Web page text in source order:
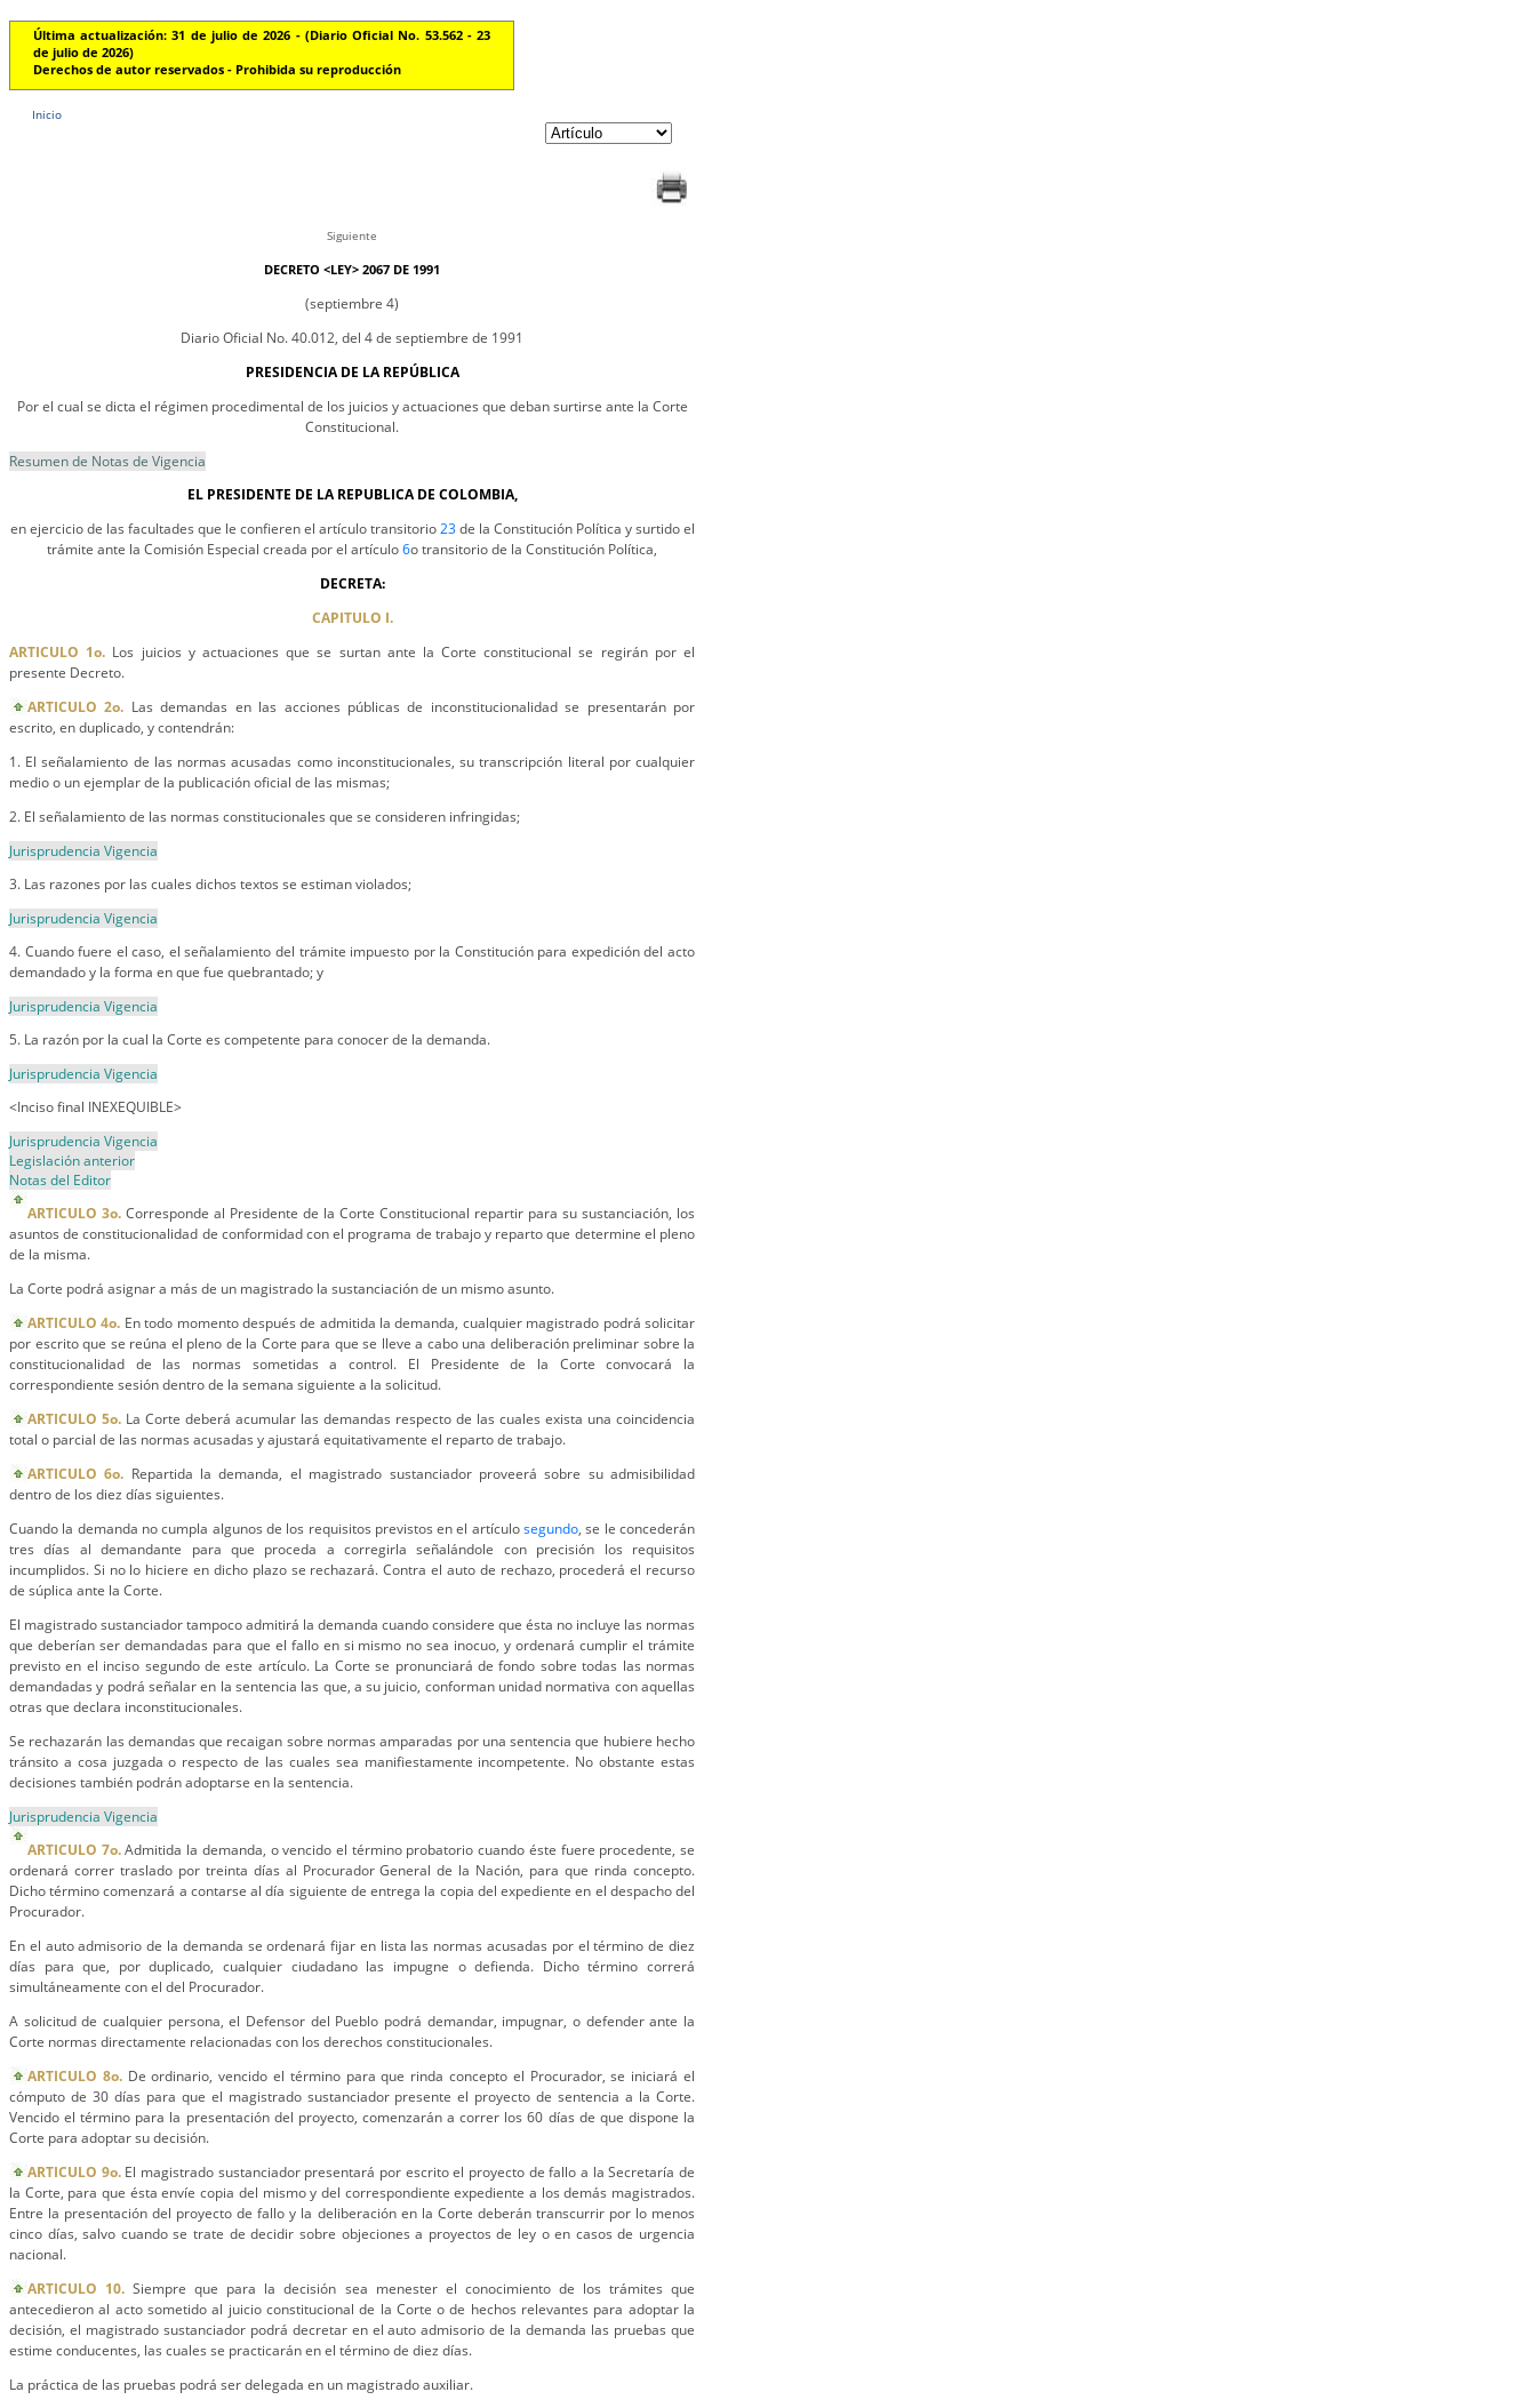
Última actualización: 31 de julio de 2026 - (Diario Oficial No. 53.562 - 23
de julio de 2026)
Derechos de autor reservados - Prohibida su reproducción
Inicio
Siguiente
DECRETO <LEY> 2067 DE 1991
(septiembre 4)
Diario Oficial No. 40.012, del 4 de septiembre de 1991
PRESIDENCIA DE LA REPÚBLICA
Por el cual se dicta el régimen procedimental de los juicios y actuaciones que deban surtirse ante la Corte
Constitucional.
Resumen de Notas de Vigencia
EL PRESIDENTE DE LA REPUBLICA DE COLOMBIA,
en ejercicio de las facultades que le confieren el artículo transitorio23de la Constitución Política y surtido el
trámite ante la Comisión Especial creada por el artículo6o transitorio de la Constitución Política,
DECRETA:
CAPITULO I.
ARTICULO 1o. Los juicios y actuaciones que se surtan ante la Corte constitucional se regirán por el
presente Decreto.
ARTICULO 2o. Las demandas en las acciones públicas de inconstitucionalidad se presentarán por
escrito, en duplicado, y contendrán:
1. El señalamiento de las normas acusadas como inconstitucionales, su transcripción literal por cualquier
medio o un ejemplar de la publicación oficial de las mismas;
2. El señalamiento de las normas constitucionales que se consideren infringidas;
Jurisprudencia Vigencia
3. Las razones por las cuales dichos textos se estiman violados;
Jurisprudencia Vigencia
4. Cuando fuere el caso, el señalamiento del trámite impuesto por la Constitución para expedición del acto
demandado y la forma en que fue quebrantado; y
Jurisprudencia Vigencia
5. La razón por la cual la Corte es competente para conocer de la demanda.
Jurisprudencia Vigencia
<Inciso final INEXEQUIBLE>
Jurisprudencia Vigencia
Legislación anterior
Notas del Editor
ARTICULO 3o. Corresponde al Presidente de la Corte Constitucional repartir para su sustanciación, los
asuntos de constitucionalidad de conformidad con el programa de trabajo y reparto que determine el pleno
de la misma.
La Corte podrá asignar a más de un magistrado la sustanciación de un mismo asunto.
ARTICULO 4o. En todo momento después de admitida la demanda, cualquier magistrado podrá solicitar
por escrito que se reúna el pleno de la Corte para que se lleve a cabo una deliberación preliminar sobre la
constitucionalidad de las normas sometidas a control. El Presidente de la Corte convocará la
correspondiente sesión dentro de la semana siguiente a la solicitud.
ARTICULO 5o. La Corte deberá acumular las demandas respecto de las cuales exista una coincidencia
total o parcial de las normas acusadas y ajustará equitativamente el reparto de trabajo.
ARTICULO 6o. Repartida la demanda, el magistrado sustanciador proveerá sobre su admisibilidad
dentro de los diez días siguientes.
Cuando la demanda no cumpla algunos de los requisitos previstos en el artículosegundo, se le concederán
tres días al demandante para que proceda a corregirla señalándole con precisión los requisitos
incumplidos. Si no lo hiciere en dicho plazo se rechazará. Contra el auto de rechazo, procederá el recurso
de súplica ante la Corte.
El magistrado sustanciador tampoco admitirá la demanda cuando considere que ésta no incluye las normas
que deberían ser demandadas para que el fallo en si mismo no sea inocuo, y ordenará cumplir el trámite
previsto en el inciso segundo de este artículo. La Corte se pronunciará de fondo sobre todas las normas
demandadas y podrá señalar en la sentencia las que, a su juicio, conforman unidad normativa con aquellas
otras que declara inconstitucionales.
Se rechazarán las demandas que recaigan sobre normas amparadas por una sentencia que hubiere hecho
tránsito a cosa juzgada o respecto de las cuales sea manifiestamente incompetente. No obstante estas
decisiones también podrán adoptarse en la sentencia.
Jurisprudencia Vigencia
ARTICULO 7o.Admitida la demanda, o vencido el término probatorio cuando éste fuere procedente, se
ordenará correr traslado por treinta días al Procurador General de la Nación, para que rinda concepto.
Dicho término comenzará a contarse al día siguiente de entrega la copia del expediente en el despacho del
Procurador.
En el auto admisorio de la demanda se ordenará fijar en lista las normas acusadas por el término de diez
días para que, por duplicado, cualquier ciudadano las impugne o defienda. Dicho término correrá
simultáneamente con el del Procurador.
A solicitud de cualquier persona, el Defensor del Pueblo podrá demandar, impugnar, o defender ante la
Corte normas directamente relacionadas con los derechos constitucionales.
ARTICULO 8o.De ordinario, vencido el término para que rinda concepto el Procurador, se iniciará el
cómputo de 30 días para que el magistrado sustanciador presente el proyecto de sentencia a la Corte.
Vencido el término para la presentación del proyecto, comenzarán a correr los 60 días de que dispone la
Corte para adoptar su decisión.
ARTICULO 9o.El magistrado sustanciador presentará por escrito el proyecto de fallo a la Secretaría de
la Corte, para que ésta envíe copia del mismo y del correspondiente expediente a los demás magistrados.
Entre la presentación del proyecto de fallo y la deliberación en la Corte deberán transcurrir por lo menos
cinco días, salvo cuando se trate de decidir sobre objeciones a proyectos de ley o en casos de urgencia
nacional.
ARTICULO 10. Siempre que para la decisión sea menester el conocimiento de los trámites que
antecedieron al acto sometido al juicio constitucional de la Corte o de hechos relevantes para adoptar la
decisión, el magistrado sustanciador podrá decretar en el auto admisorio de la demanda las pruebas que
estime conducentes, las cuales se practicarán en el término de diez días.
La práctica de las pruebas podrá ser delegada en un magistrado auxiliar.